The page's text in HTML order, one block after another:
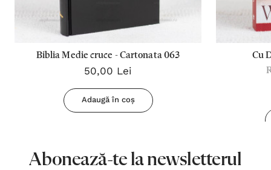
Biblia Medie cruce - Cartonata 063
50,00 Lei
Adaugă în coș
Cu
Abonează-te la newsletterul